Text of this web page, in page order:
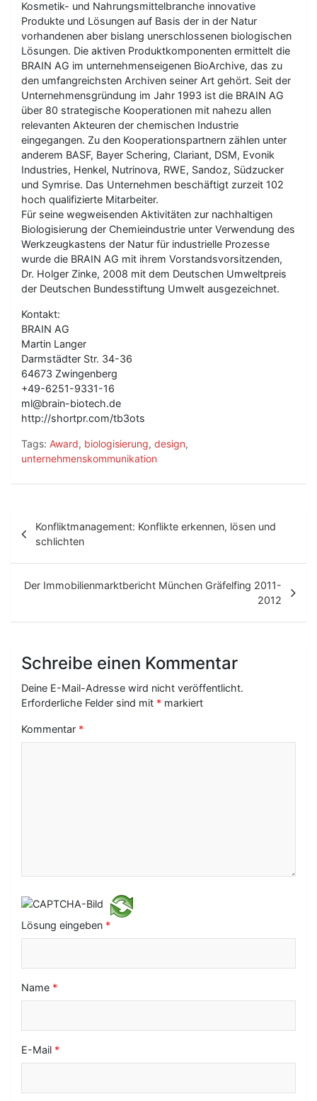
Kosmetik- und Nahrungsmittelbranche innovative
Produkte und Lösungen auf Basis der in der Natur
vorhandenen aber bislang unerschlossenen biologischen
Lösungen. Die aktiven Produktkomponenten ermittelt die
BRAIN AG im unternehmenseigenen BioArchive, das zu
den umfangreichsten Archiven seiner Art gehört. Seit der
Unternehmensgründung im Jahr 1993 ist die BRAIN AG
über 80 strategische Kooperationen mit nahezu allen
relevanten Akteuren der chemischen Industrie
eingegangen. Zu den Kooperationspartnern zählen unter
anderem BASF, Bayer Schering, Clariant, DSM, Evonik
Industries, Henkel, Nutrinova, RWE, Sandoz, Südzucker
und Symrise. Das Unternehmen beschäftigt zurzeit 102
hoch qualifizierte Mitarbeiter.
Für seine wegweisenden Aktivitäten zur nachhaltigen
Biologisierung der Chemieindustrie unter Verwendung des
Werkzeugkastens der Natur für industrielle Prozesse
wurde die BRAIN AG mit ihrem Vorstandsvorsitzenden,
Dr. Holger Zinke, 2008 mit dem Deutschen Umweltpreis
der Deutschen Bundesstiftung Umwelt ausgezeichnet.
Kontakt:
BRAIN AG
Martin Langer
Darmstädter Str. 34-36
64673 Zwingenberg
+49-6251-9331-16
ml@brain-biotech.de
http://shortpr.com/tb3ots
Tags: Award, biologisierung, design,
unternehmenskommunikation
e
i
g
N
o
Konfliktmanagement: Konflikte erkennen, lösen und
schlichten
Der Immobilienmarktbericht München Gräfelfing 2011-
2012
Schreibe einen Kommentar
Deine E-Mail-Adresse wird nicht veröffentlicht.
Erforderliche Felder sind mit * markiert
Kommentar *
Lösung eingeben *
Name *
E-Mail *